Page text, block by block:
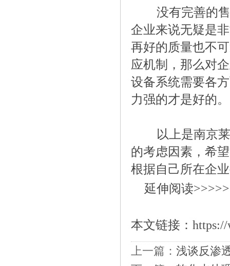
没有完善的
企业来说无疑是
再好的质量也不
应机制，那么对
设备系统需要各
力强的才是好的。
以上是南京
的考虑因素，希
根据自己所在企
延伸阅读
本文链接：
上一篇： 浅谈反渗